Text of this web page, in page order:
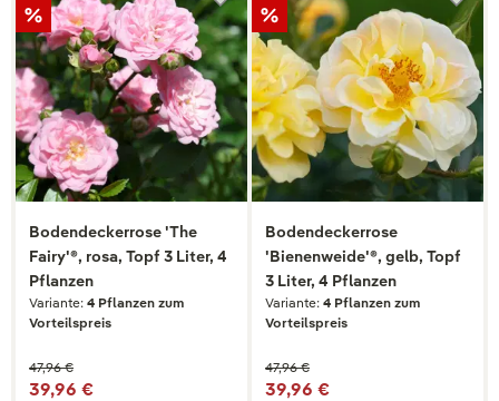
Bodendeckerrose 'The
Fairy'®, rosa, Topf 3 Liter, 4
Pflanzen
Variante: 4 Pflanzen zum
Vorteilspreis
47,96 €
39,96 €
Bodendeckerrose
'Bienenweide'®, gelb, Topf
3 Liter, 4 Pflanzen
Variante: 4 Pflanzen zum
Vorteilspreis
47,96 €
39,96 €